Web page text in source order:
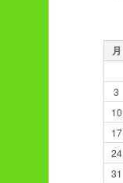
月
3
10
17
24
31